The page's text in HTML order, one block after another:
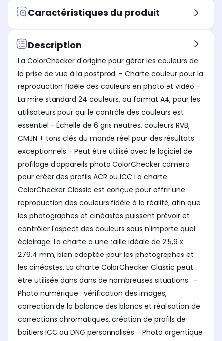
Caractéristiques du produit
Description
La ColorChecker d'origine pour gérer les couleurs de
la prise de vue à la postprod. - Charte couleur pour la
reproduction fidèle des couleurs en photo et vidéo -
La mire standard 24 couleurs, au format A4, pour les
utilisateurs pour qui le contrôle des couleurs est
essentiel - Échelle de 6 gris neutres, couleurs RVB,
CMJN + tons clés du monde réel pour des résultats
exceptionnels - Peut être utilisé avec le logiciel de
profilage d'appareils photo ColorChecker camera
pour créer des profils ACR ou ICC La charte
ColorChecker Classic est conçue pour offrir une
reproduction des couleurs fidèle à la réalité, afin que
les photographes et cinéastes puissent prévoir et
contrôler l'aspect des couleurs sous n'importe quel
éclairage. La charte a une taille idéale de 215,9 x
279,4 mm, bien adaptée pour les photographes et
les cinéastes. La charte ColorChecker Classic peut
être utilisée dans dans de nombreuses situations : -
Photo numérique : vérification des images,
correction de la balance des blancs et réalisation de
corrections chromatiques, création de profils de
boitiers ICC ou DNG personnalisés - Photo argentique